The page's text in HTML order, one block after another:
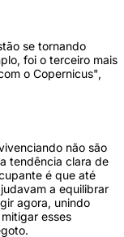
se tornando
foi o terceiro mais
o Copernicus",
não são
tendência clara de
é que até
a equilibrar
agora, unindo
esses